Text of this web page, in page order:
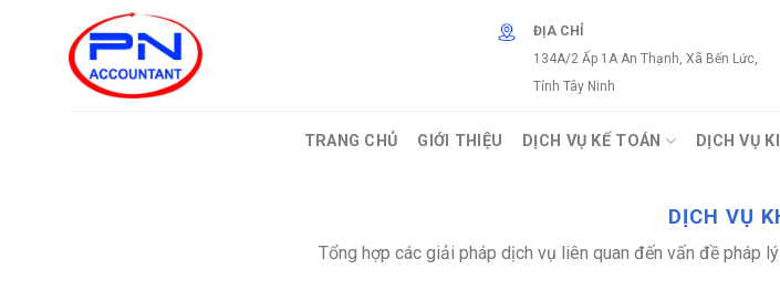
ĐỊA CHỈ
134A/2 Ấp 1A An Thạnh, Xã Bến Lức,
Tỉnh Tây Ninh
TRANG CHỦ GIỚI THIỆU DỊCH VỤ KẾ TOÁN DỊCH VỤ
DỊCH VỤ
Tổng hợp các giải pháp dịch vụ liên quan đến vấn đề pháp